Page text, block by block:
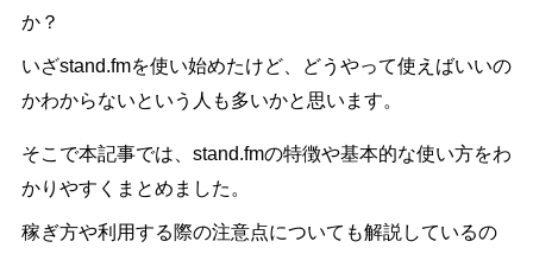
か？
いざstand.fmを使い始めたけど、どうやって使えばいいの
かわからないという人も多いかと思います。
そこで本記事では、stand.fmの特徴や基本的な使い方をわ
かりやすくまとめました。
稼ぎ方や利用する際の注意点についても解説しているの